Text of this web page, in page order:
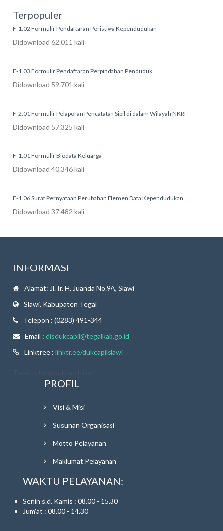
Terpopuler
F-1.02 Formulir Pendaftaran Peristiwa Kependudukan
Didownload 62.011 kali
F-1.03 Formulir Pendaftaran Perpindahan Penduduk
Didownload 59.701 kali
F-2.01 Formulir Pelaporan Pencatatan Sipil di dalam Wilayah NKRI
Didownload 57.325 kali
F-1.01 Formulir Biodata Keluarga
Didownload 40.346 kali
F-1.06 Surat Pernyataan Perubahan Elemen Data Kependudukan
Didownload 37.482 kali
INFORMASI
Alamat: Jl. Ir. H. Juanda No.9A, Slawi
Slawi, Kabupaten Tegal
Telepon : (0283) 491-344
Email :disdukcapil@tegalkab.go.id
Linktree :linktr.ee/dukcapilslawi
PROFIL
Visi & Misi
Susunan Organisasi
Motto Pelayanan
Maklumat Pelayanan
WAKTU PELAYANAN:
Senin s.d. Kamis : 08.00 - 15.30
Jum'at : 08.00 - 14.30